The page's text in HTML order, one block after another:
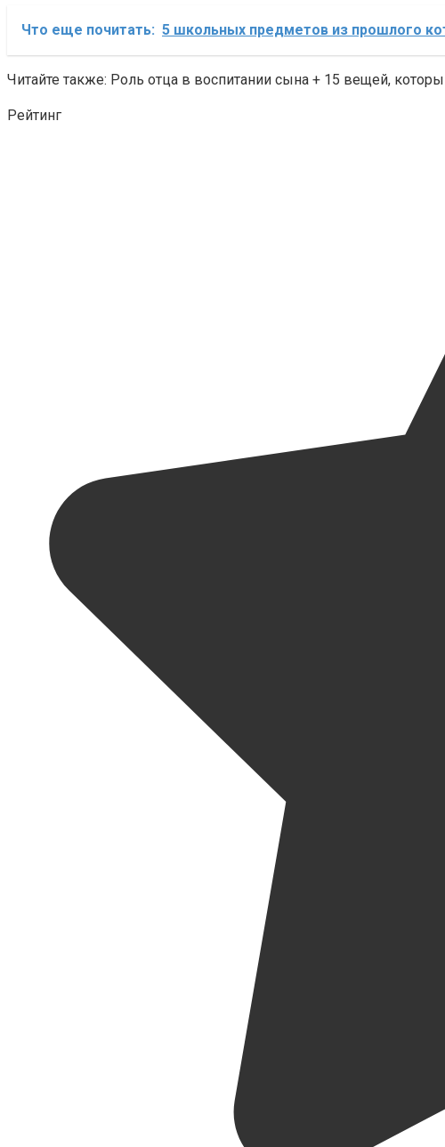
Что еще почитать: 5 школьных предметов из прошлого
Читайте также: Роль отца в воспитании сына + 15 вещей,
Рейтинг